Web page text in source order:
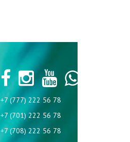
+7 (777) 222 56 78
+7 (701) 222 56 78
+7 (708) 222 56 78